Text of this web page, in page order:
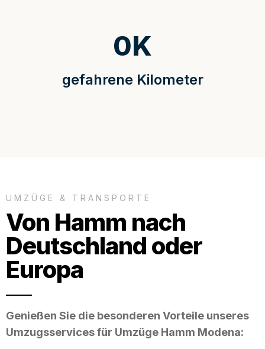
gefahrene Kilometer
0K
UMZÜGE & TRANSPORTE
Von Hamm nach
Deutschland oder
Europa
Genießen Sie die besonderen Vorteile unseres
Umzugsservices für Umzüge Hamm Modena: